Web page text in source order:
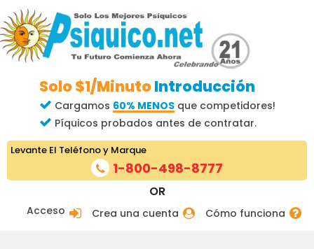
Solo $1/MinutoIntroducción
Cargamos 60% MENOSque competidores!
Píquicos probados antes de contratar.
Acceso Crea una cuenta Cómo funciona
OR
Levante El Teléfono y Marque
1-800-498-8777